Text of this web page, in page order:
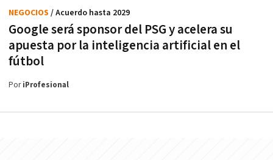
Google será sponsor del PSG y acelera su
apuesta por la inteligencia artificial en el
fútbol
NEGOCIOS / Acuerdo hasta 2029
PoriProfesional